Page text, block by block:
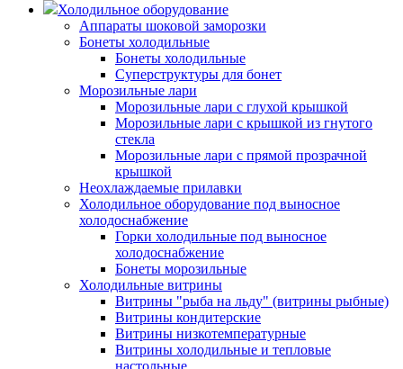
Холодильное оборудование
Аппараты шоковой заморозки
Бонеты холодильные
Бонеты холодильные
Суперструктуры для бонет
Морозильные лари
Морозильные лари с глухой крышкой
Морозильные лари с крышкой из гнутого
стекла
Морозильные лари с прямой прозрачной
крышкой
Неохлаждаемые прилавки
Холодильное оборудование под выносное
холодоснабжение
Горки холодильные под выносное
холодоснабжение
Бонеты морозильные
Холодильные витрины
Витрины "рыба на льду" (витрины рыбные)
Витрины кондитерские
Витрины низкотемпературные
Витрины холодильные и тепловые
настольные